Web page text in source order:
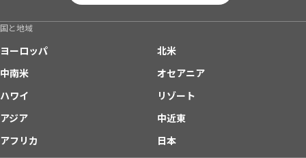
国と地域
ヨーロッパ
北米
中南米
オセアニア
ハワイ
リゾート
アジア
中近東
アフリカ
日本